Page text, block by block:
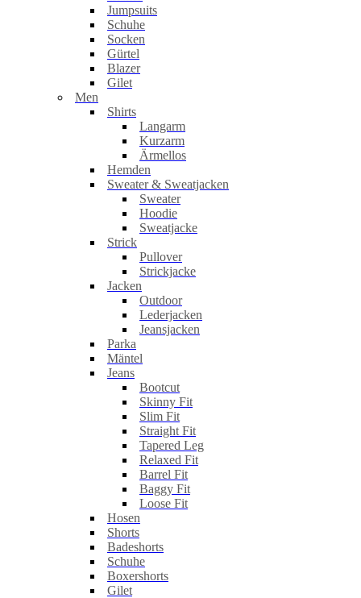
Jumpsuits
Schuhe
Socken
Gürtel
Blazer
Gilet
Men
Shirts
Langarm
Kurzarm
Ärmellos
Hemden
Sweater & Sweatjacken
Sweater
Hoodie
Sweatjacke
Strick
Pullover
Strickjacke
Jacken
Outdoor
Lederjacken
Jeansjacken
Parka
Mäntel
Jeans
Bootcut
Skinny Fit
Slim Fit
Straight Fit
Tapered Leg
Relaxed Fit
Barrel Fit
Baggy Fit
Loose Fit
Hosen
Shorts
Badeshorts
Schuhe
Boxershorts
Gilet